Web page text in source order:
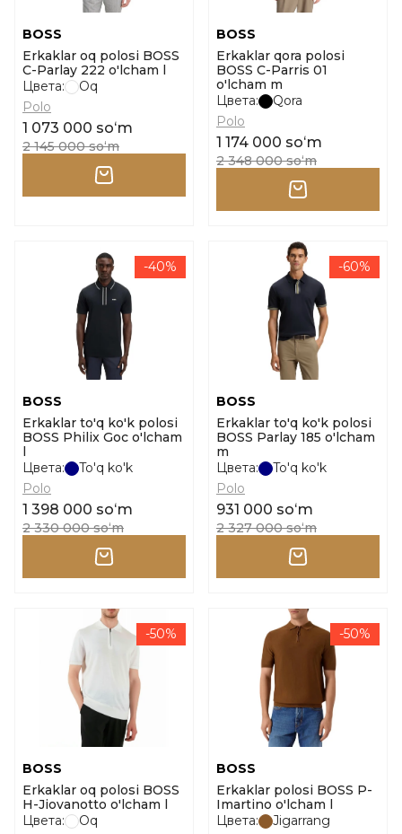
BOSS
Erkaklar oq polosi BOSS
C-Parlay 222 o'lcham l
Цвета:
Oq
Polo
1 073 000 soʻm
2 145 000 soʻm
BOSS
Erkaklar qora polosi
BOSS C-Parris 01
o'lcham m
Цвета:
Qora
Polo
1 174 000 soʻm
2 348 000 soʻm
-40%
BOSS
Erkaklar to'q ko'k polosi
BOSS Philix Goc o'lcham
l
Цвета:
To'q ko'k
Polo
1 398 000 soʻm
2 330 000 soʻm
-60%
BOSS
Erkaklar to'q ko'k polosi
BOSS Parlay 185 o'lcham
m
Цвета:
To'q ko'k
Polo
931 000 soʻm
2 327 000 soʻm
-50%
BOSS
Erkaklar oq polosi BOSS
H-Jiovanotto o'lcham l
Цвета:
Oq
-50%
BOSS
Erkaklar polosi BOSS P-
Imartino o'lcham l
Цвета:
Jigarrang